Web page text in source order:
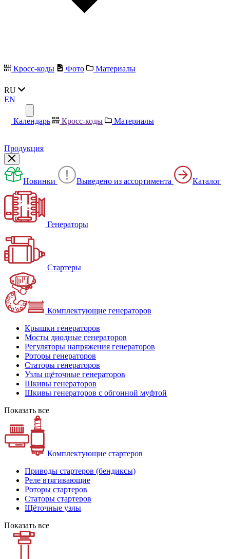
Кросс-коды Фото Материалы
RU
EN
Календарь Кросс-коды Материалы
Продукция
Новинки Выведено из ассортимента Каталог
Генераторы
Стартеры
Комплектующие генераторов
Крышки генераторов
Мосты диодные генераторов
Регуляторы напряжения генераторов
Роторы генераторов
Статоры генераторов
Узлы щёточные генераторов
Шкивы генераторов
Шкивы генераторов с обгонной муфтой
Показать все
Комплектующие стартеров
Приводы стартеров (бендиксы)
Реле втягивающие
Роторы стартеров
Статоры стартеров
Щёточные узлы
Показать все